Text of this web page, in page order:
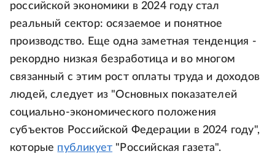
российской экономики в 2024 году стал
реальный сектор: осязаемое и понятное
производство. Еще одна заметная тенденция -
рекордно низкая безработица и во многом
связанный с этим рост оплаты труда и доходов
людей, следует из "Основных показателей
социально-экономического положения
субъектов Российской Федерации в 2024 году",
которые публикует "Российская газета".